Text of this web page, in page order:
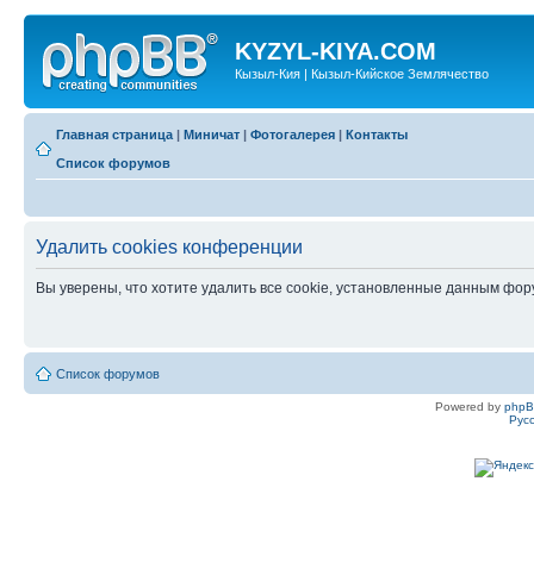
KYZYL-KIYA.COM
Кызыл-Кия | Кызыл-Кийское Землячество
Главная страница | Миничат | Фотогалерея | Контакты
Список форумов
Удалить cookies конференции
Вы уверены, что хотите удалить все cookie, установленные данным
Список форумов
Powered by